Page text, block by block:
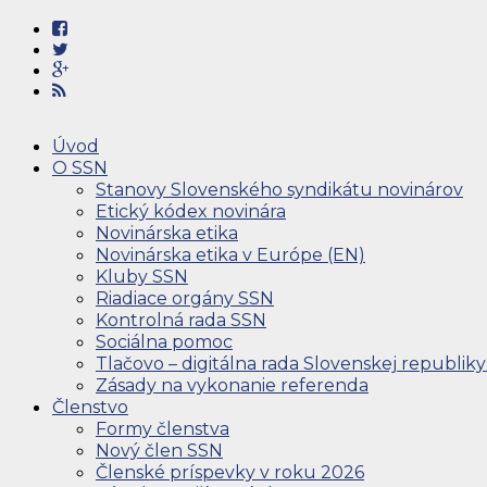
Úvod
O SSN
Stanovy Slovenského syndikátu novinárov
Etický kódex novinára
Novinárska etika
Novinárska etika v Európe (EN)
Kluby SSN
Riadiace orgány SSN
Kontrolná rada SSN
Sociálna pomoc
Tlačovo – digitálna rada Slovenskej republiky
Zásady na vykonanie referenda
Členstvo
Formy členstva
Nový člen SSN
Členské príspevky v roku 2026